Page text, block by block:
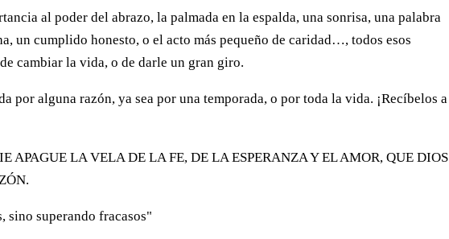
al poder del abrazo, la palmada en la espalda, una sonrisa, una palabra
un cumplido honesto, o el acto más pequeño de caridad…, todos esos
cambiar la vida, o de darle un gran giro.
por alguna razón, ya sea por una temporada, o por toda la vida. ¡Recíbelos a
APAGUE LA VELA DE LA FE, DE LA ESPERANZA Y EL AMOR, QUE DIOS
sino superando fracasos"